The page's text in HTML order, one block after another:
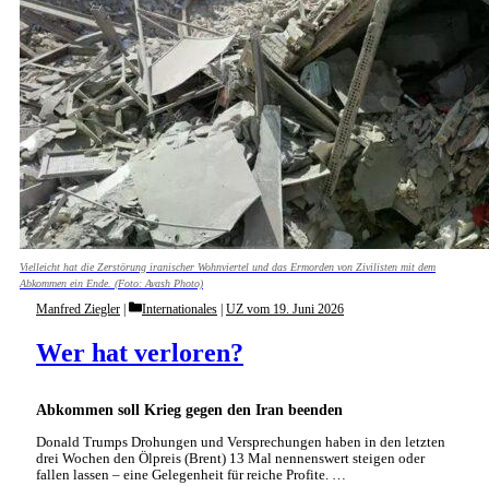
Vielleicht hat die Zerstörung iranischer Wohnviertel und das Ermorden von Zivilisten mit dem
Abkommen ein Ende. (Foto: Avash Photo)
Abkommen soll Krieg gegen den Iran beenden
Wer hat verloren?
Manfred Ziegler Categories
Internationales | UZ vom 19. Juni 2026
Donald Trumps Drohungen und Versprechungen haben in den letzten
drei Wochen den Ölpreis (Brent) 13 Mal nennenswert steigen oder
fallen lassen – eine Gelegenheit für reiche Profite. …